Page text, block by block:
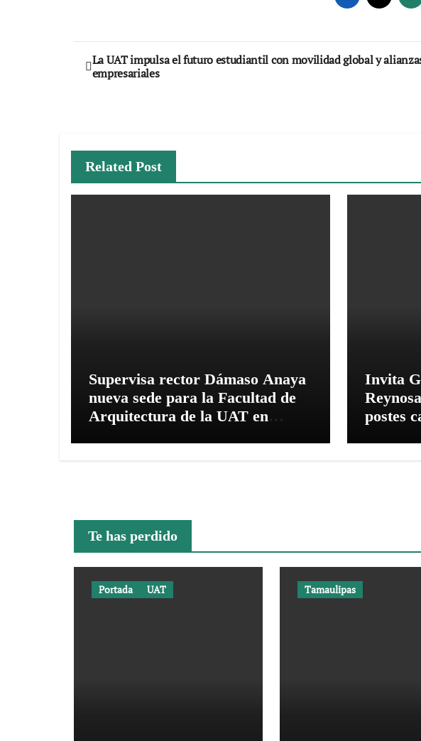
Navegación
de
La UAT impulsa el futuro estudiantil con movilidad global y
empresariales
Related Post
Supervisa rector Dámaso Anaya
nueva sede para la Facultad de
Arquitectura de la UAT en
Invita
postes
Te has perdido
Portada UAT Tamaulipas